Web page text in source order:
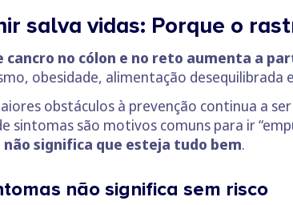
salva vidas: Porque o
cancro no cólon e no reto aumenta a
obesidade, alimentação
obstáculos à prevenção continua a
sintomas são motivos comuns para ir
significa que esteja tudo bem.
não significa sem risco